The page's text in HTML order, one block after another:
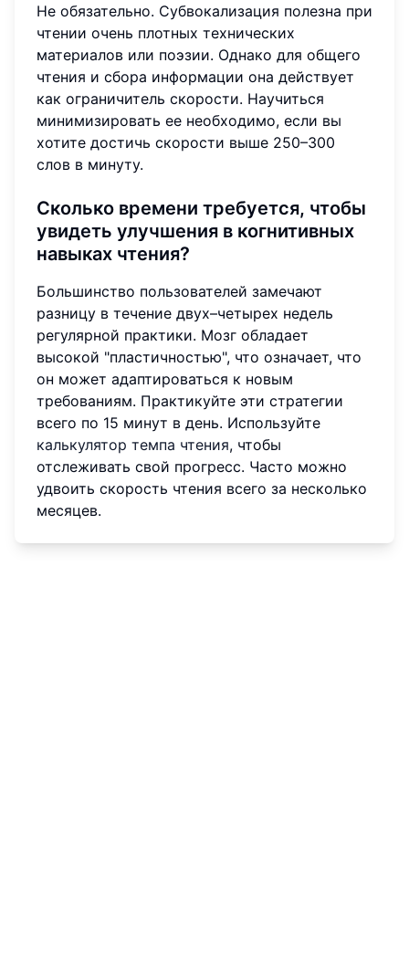
Не обязательно. Субвокализация полезна при
чтении очень плотных технических
материалов или поэзии. Однако для общего
чтения и сбора информации она действует
как ограничитель скорости. Научиться
минимизировать ее необходимо, если вы
хотите достичь скорости выше 250–300
слов в минуту.
Сколько времени требуется, чтобы
увидеть улучшения в когнитивных
навыках чтения?
Большинство пользователей замечают
разницу в течение двух–четырех недель
регулярной практики. Мозг обладает
высокой "пластичностью", что означает, что
он может адаптироваться к новым
требованиям. Практикуйте эти стратегии
всего по 15 минут в день. Используйте
калькулятор темпа чтения, чтобы
отслеживать свой прогресс. Часто можно
удвоить скорость чтения всего за несколько
месяцев.